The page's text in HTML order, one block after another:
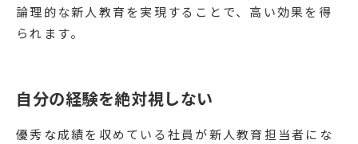
論理的な新人教育を実現することで、高い効果を得
られます。
自分の経験を絶対視しない
優秀な成績を収めている社員が新人教育担当者にな